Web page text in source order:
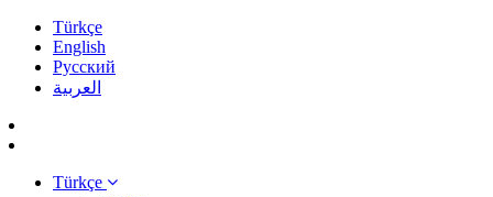
Türkçe
English
Pусский
العربية
Türkçe